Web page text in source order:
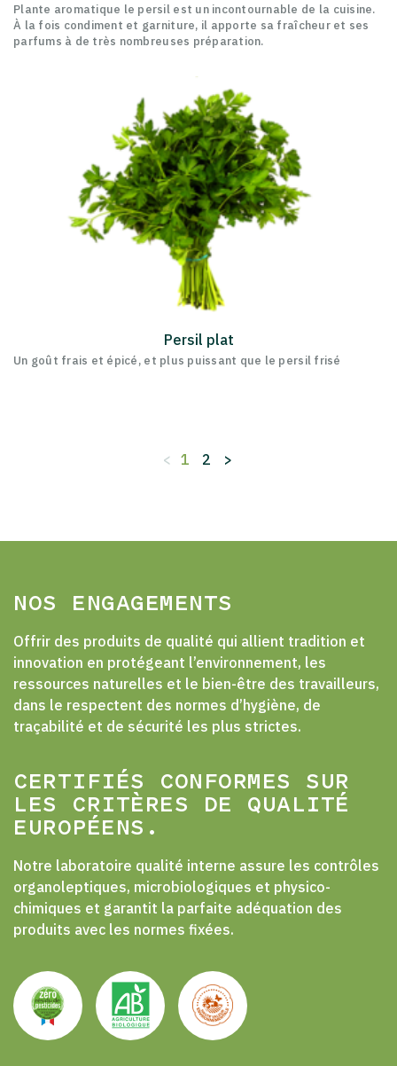
Plante aromatique le persil est un incontournable de la cuisine.
À la fois condiment et garniture, il apporte sa fraîcheur et ses
parfums à de très nombreuses préparation.
Persil plat
Un goût frais et épicé, et plus puissant que le persil frisé
< 1 2 >
NOS ENGAGEMENTS
Offrir des produits de qualité qui allient tradition et
innovation en protégeant l’environnement, les
ressources naturelles et le bien-être des travailleurs,
dans le respectent des normes d’hygiène, de
traçabilité et de sécurité les plus strictes.
CERTIFIÉS CONFORMES SUR
LES CRITÈRES DE QUALITÉ
EUROPÉENS.
Notre laboratoire qualité interne assure les contrôles
organoleptiques, microbiologiques et physico-
chimiques et garantit la parfaite adéquation des
produits avec les normes fixées.